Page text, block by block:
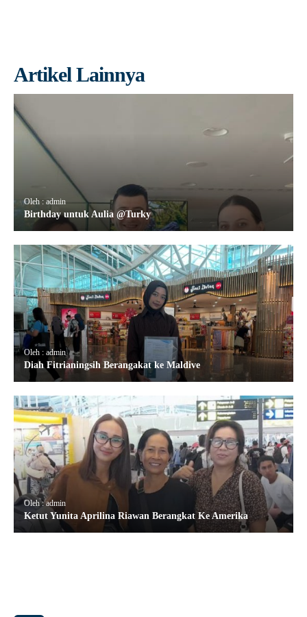
Artikel Lainnya
Oleh : admin
Birthday untuk Aulia @Turky
Oleh : admin
Diah Fitrianingsih Berangakat ke Maldive
Oleh : admin
Ketut Yunita Aprilina Riawan Berangkat Ke Amerika